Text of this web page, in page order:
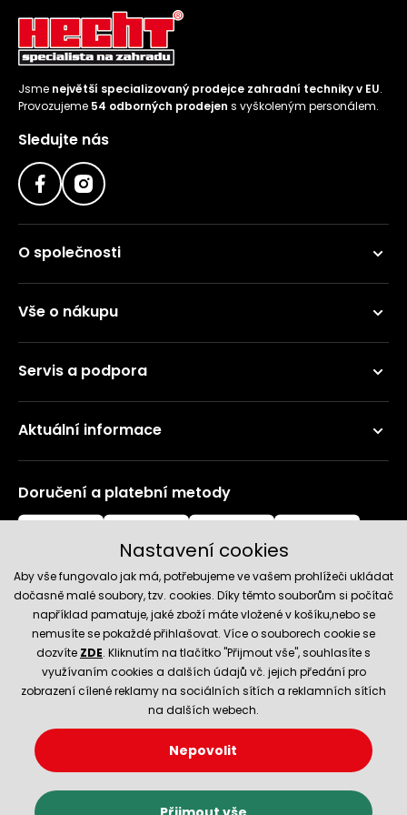
Jsme největší specializovaný prodejce zahradní techniky v EU.
Provozujeme 54 odborných prodejen s vyškoleným personálem.
Sledujte nás
O společnosti
Vše o nákupu
Servis a podpora
Aktuální informace
Doručení a platební metody
Spolehlivý obchod
© 2026 Hecht.cz
Nastavení cookies
Obchodní podmínky
Nastavení cookies
Aby vše fungovalo jak má, potřebujeme ve vašem prohlížeči ukládat
dočasně malé soubory, tzv. cookies. Díky těmto souborům si počítač
například pamatuje, jaké zboží máte vložené v košíku,nebo se
nemusíte se pokaždé přihlašovat. Více o souborech cookie se
dozvíte ZDE. Kliknutím na tlačítko "Přijmout vše", souhlasíte s
využívaním cookies a dalších údajů vč. jejich předání pro
zobrazení cílené reklamy na sociálních sítích a reklamních sítích
na dalších webech.
Nepovolit